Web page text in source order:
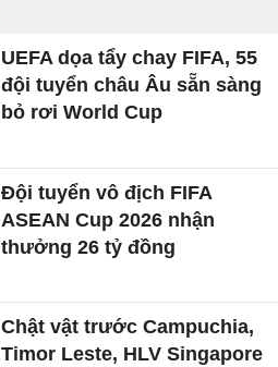
UEFA dọa tẩy chay FIFA, 55
đội tuyển châu Âu sẵn sàng
bỏ rơi World Cup
Đội tuyển vô địch FIFA
ASEAN Cup 2026 nhận
thưởng 26 tỷ đồng
Chật vật trước Campuchia,
Timor Leste, HLV Singapore